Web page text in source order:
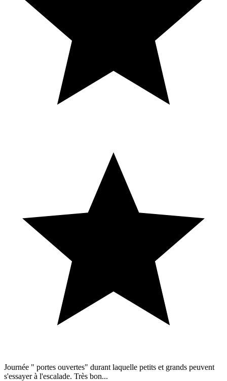
Journée " portes ouvertes" durant laquelle petits et grands peuvent
s'essayer à l'escalade. Très bon...